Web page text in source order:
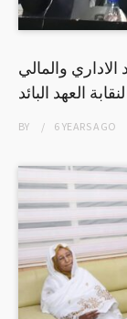
والمالي
لنقابة العهد البائد
BY 6 YEARSAGO